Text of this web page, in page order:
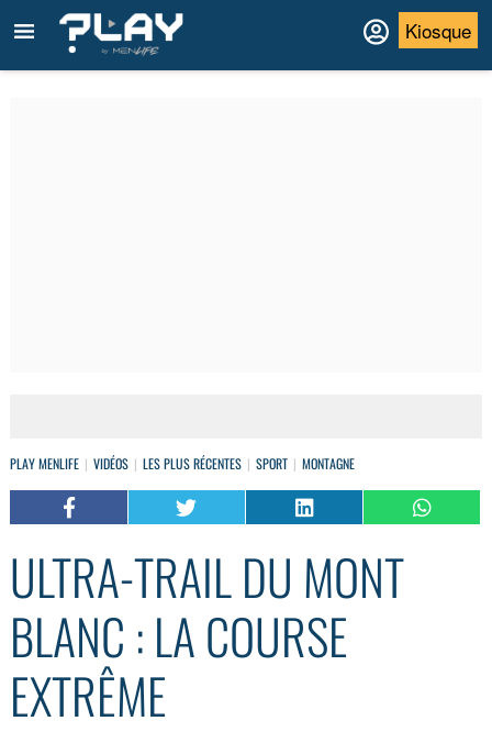
Kiosque
PLAY MENLIFE VIDÉOS LES PLUS RÉCENTES SPORT MONTAGNE
ULTRA-TRAIL DU MONT
BLANC : LA COURSE
EXTRÊME